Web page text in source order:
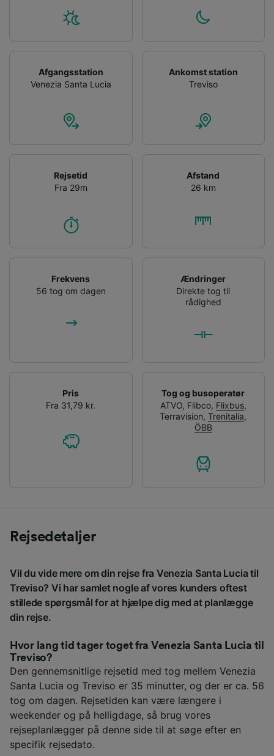
Afgangsstation
Venezia Santa Lucia
Ankomst station
Treviso
Rejsetid
Fra 29m
Afstand
26 km
Frekvens
56 tog om dagen
Ændringer
Direkte tog til
rådighed
Pris
Fra 31,79 kr.
Tog og busoperatør
ATVO, Flibco, Flixbus,
Terravision,Trenitalia,
ÖBB
Rejsedetaljer
Vil du vide mere om din rejse fra Venezia Santa Lucia til
Treviso? Vi har samlet nogle af vores kunders oftest
stillede spørgsmål for at hjælpe dig med at planlægge
din rejse.
Hvor lang tid tager toget fra Venezia Santa Lucia til
Treviso?
Den gennemsnitlige rejsetid med tog mellem Venezia
Santa Lucia og Treviso er 35 minutter, og der er ca. 56
tog om dagen. Rejsetiden kan være længere i
weekender og på helligdage, så brug vores
rejseplanlægger på denne side til at søge efter en
specifik rejsedato.